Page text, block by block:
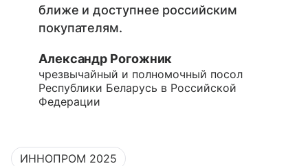
ближе и доступнее российским
покупателям.
Александр Рогожник
чрезвычайный и полномочный посол
Республики Беларусь в Российской
Федерации
ИННОПРОМ 2025